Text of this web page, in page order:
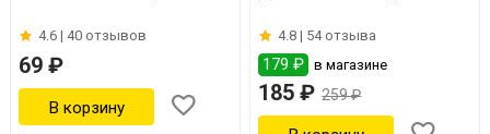
4.6 | 40 отзывов
69 ₽
4.8 | 54 отзыва
179 ₽ в магазине
185 ₽ 259 ₽